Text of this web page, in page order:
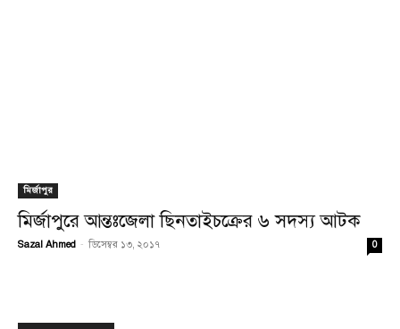
মির্জাপুর
মির্জাপুরে আন্তঃজেলা ছিনতাইচক্রের ৬ সদস্য আটক
Sazal Ahmed - ডিসেম্বর ১৩, ২০১৭ 0